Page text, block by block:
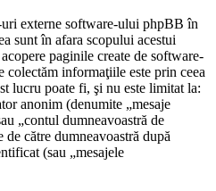
uri externe software-ului phpBB în
sunt în afara scopului acestui
paginile create de software-
informaţiile este prin ceea
lucru poate fi, şi nu este limitat la:
anonim (denumite „mesaje
„contul dumneavoastră de
către dumneavoastră după
(sau „mesajele